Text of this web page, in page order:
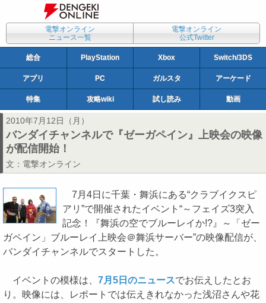
電撃オンライン
ニュース一覧
電撃オンライン
公式Twitter
総合 PlayStation Xbox Switch/3DS
アプリ PC ガルスタ アーケード
特集 攻略wiki 試し読み 動画
2010年7月12日（月）
バンダイチャンネルで『ゼーガペイン』上映会の映像
が配信開始！
文： 電撃オンライン
7月4日に千葉・舞浜にある“クラブイクスピ
アリ”で開催されたイベント“～フェイズ3突入
記念！『舞浜の空でブルーレイか!?』～「ゼー
ガペイン」ブルーレイ上映会＠舞浜サーバー”の映像配信が、
バンダイチャンネルでスタートした。
イベントの模様は、 7月5日のニュースでお伝えしたとお
り。映像には、レポートでは伝えきれなかった浅沼さんや花